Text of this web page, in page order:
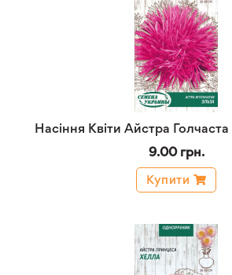
Насіння Квіти Айстра
9.00 грн.
Купити